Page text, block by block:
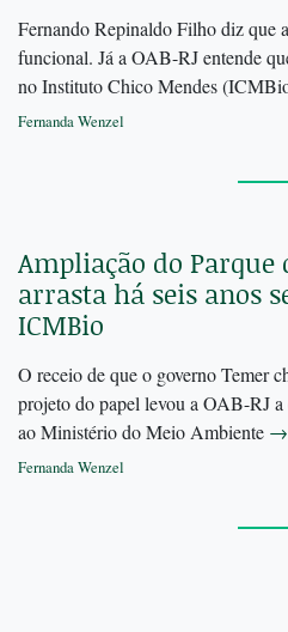
Fernando Repinaldo Filho diz que
funcional. Já a OAB-RJ entende
no Instituto Chico Mendes
Fernanda Wenzel
Ampliação do Parque
arrasta há seis anos
ICMBio
O receio de que o governo Temer
projeto do papel levou a OAB-RJ
ao Ministério do Meio Ambiente →
Fernanda Wenzel